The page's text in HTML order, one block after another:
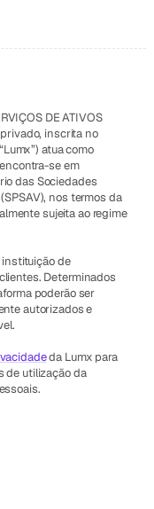
DE ATIVOS
inscrita no
atua como
se em
das Sociedades
nos termos da
sujeita ao regime
de
Determinados
poderão ser
autorizados e
da Lumx para
de utilização da